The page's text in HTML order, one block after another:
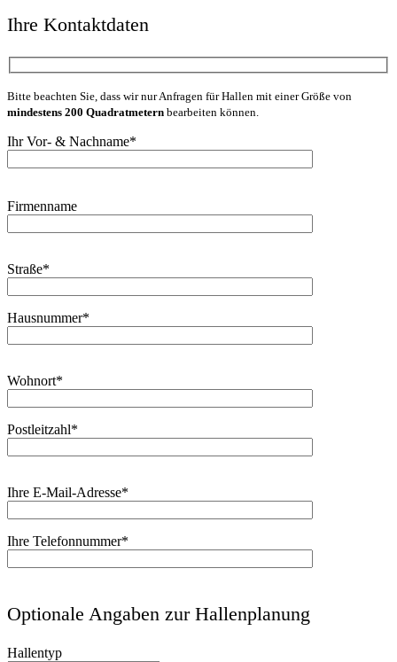
Ihre Kontaktdaten
Bitte beachten Sie, dass wir nur Anfragen für Hallen mit einer Größe von
mindestens 200 Quadratmetern bearbeiten können.
Ihr Vor- & Nachname*
Firmenname
Straße*
Hausnummer*
Wohnort*
Postleitzahl*
Ihre E-Mail-Adresse*
Ihre Telefonnummer*
Optionale Angaben zur Hallenplanung
Hallentyp